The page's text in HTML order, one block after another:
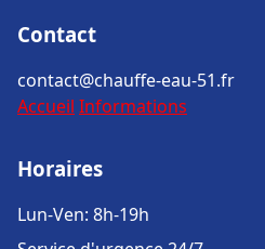
Contact
contact@chauffe-eau-51.fr
Accueil Informations
Horaires
Lun-Ven: 8h-19h